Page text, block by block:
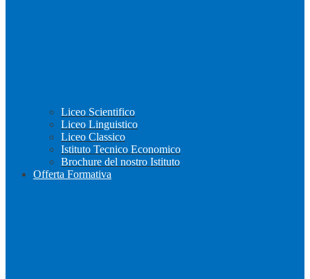
Liceo Scientifico
Liceo Linguistico
Liceo Classico
Istituto Tecnico Economico
Brochure del nostro Istituto
Offerta Formativa